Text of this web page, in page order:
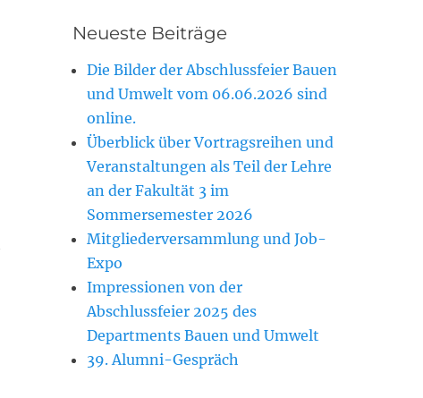
Neueste Beiträge
Die Bilder der Abschlussfeier Bauen
und Umwelt vom 06.06.2026 sind
online.
Überblick über Vortragsreihen und
Veranstaltungen als Teil der Lehre
an der Fakultät 3 im
Sommersemester 2026
Mitgliederversammlung und Job-
Expo
Impressionen von der
Abschlussfeier 2025 des
Departments Bauen und Umwelt
39. Alumni-Gespräch